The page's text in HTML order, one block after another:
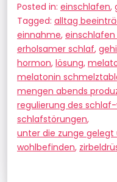
Posted in: einschlafen,
Tagged: alltag
einnahme,
erholsamer schlaf,
hormon, lösung,
melatonin
mengen abends
regulierung des
schlafstörungen,
unter die zunge gelegt
wohlbefinden,